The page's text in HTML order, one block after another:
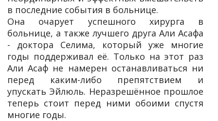
в последние события в больнице.
Она очарует успешного хирурга в
больнице, а также лучшего друга Али Асафа
- доктора Селима, который уже многие
годы поддерживал её. Только на этот раз
Али Асаф не намерен останавливаться ни
перед каким-либо препятствием и
упускать Эйлюль. Неразрешённое прошлое
теперь стоит перед ними обоими спустя
многие годы.